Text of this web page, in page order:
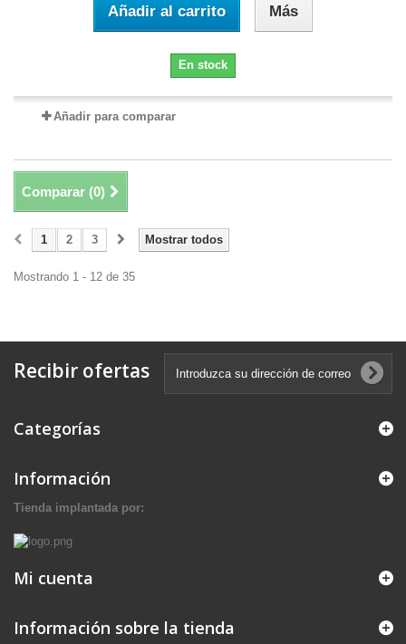
Añadir al carrito Más
En stock
Añadir para comparar
Comparar (0)
Mostrar todos
1 2 3
Mostrando 1 - 12 de 35
Recibir ofertas
Categorías
Información
Tienda implantada por:
Mi cuenta
Información sobre la tienda